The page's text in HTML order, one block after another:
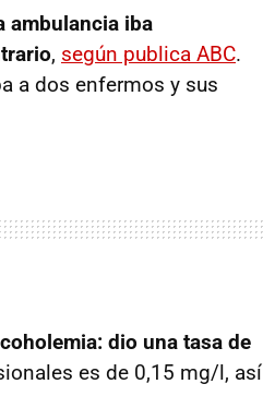
ambulancia iba
, según publica ABC.
a dos enfermos y sus
dio una tasa de
es de 0,15 mg/l, así